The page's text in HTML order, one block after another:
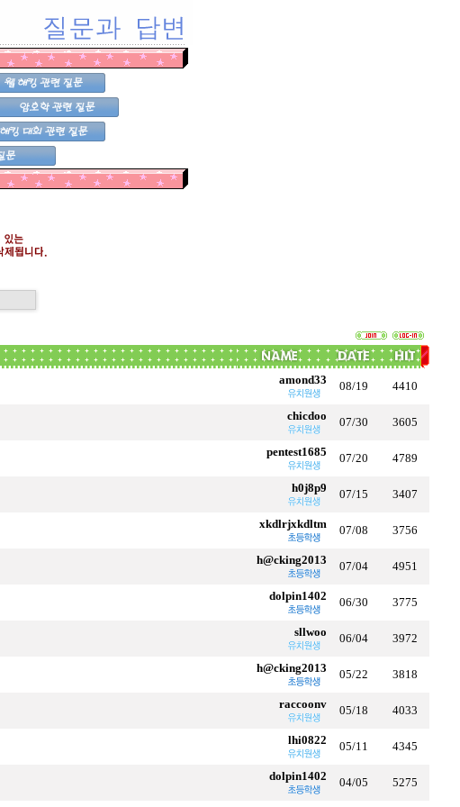
amond33 08/19 4410
chicdoo 07/30 3605
pentest1685 07/20 4789
h0j8p9 07/15 3407
xkdlrjxkdltm 07/08 3756
h@cking2013 07/04 4951
dolpin1402 06/30 3775
sllwoo 06/04 3972
h@cking2013 05/22 3818
raccoonv 05/18 4033
lhi0822 05/11 4345
dolpin1402 04/05 5275